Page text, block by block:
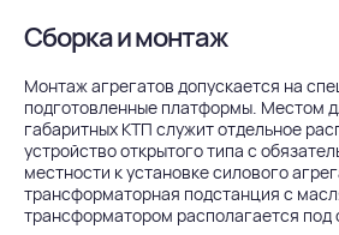
Сборка и монтаж
Монтаж агрегатов допускается на
подготовленные платформы. Местом
габаритных КТП служит отдельное
устройство открытого типа с
местности к установке силового
трансформаторная подстанция с
трансформатором располагается под